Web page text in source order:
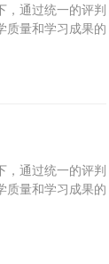
，通过统一的评判
质量和学习成果的
面发展具有十分
，通过统一的评判
质量和学习成果的
面发展具有十分